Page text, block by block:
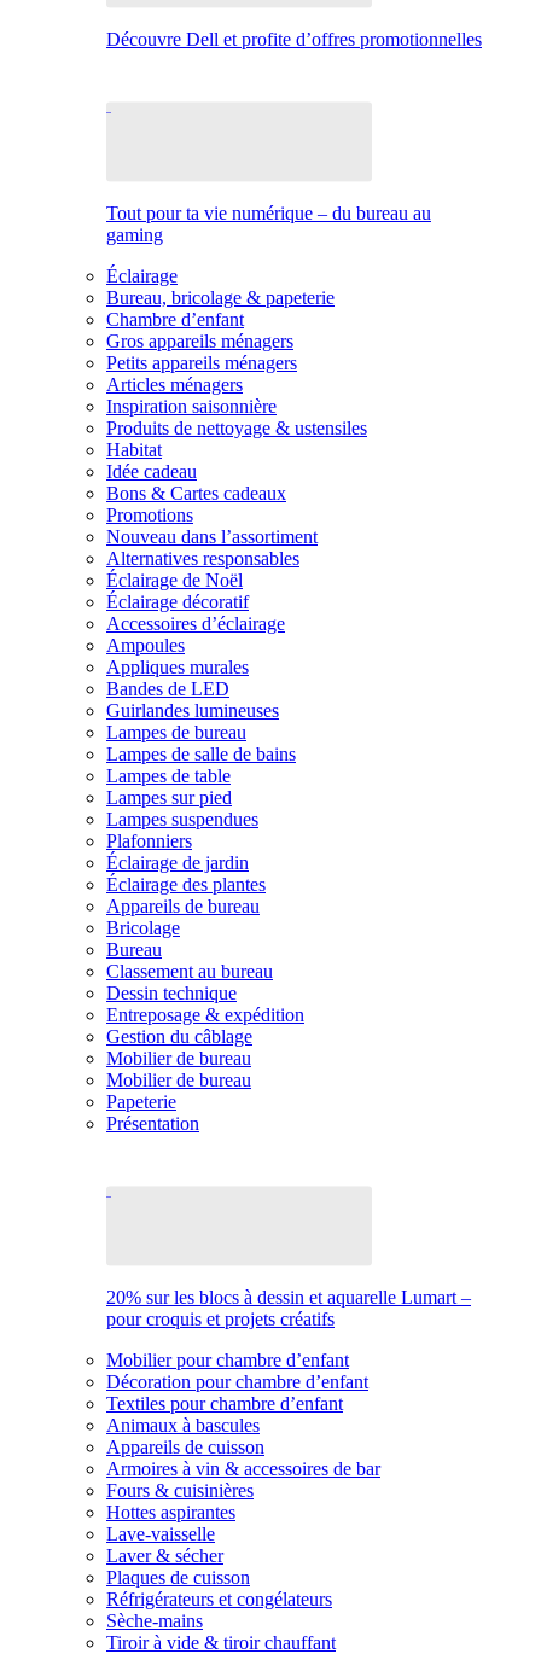
Découvre Dell et profite d’offres promotionnelles
Tout pour ta vie numérique – du bureau au
gaming
Éclairage
Bureau, bricolage & papeterie
Chambre d’enfant
Gros appareils ménagers
Petits appareils ménagers
Articles ménagers
Inspiration saisonnière
Produits de nettoyage & ustensiles
Habitat
Idée cadeau
Bons & Cartes cadeaux
Promotions
Nouveau dans l’assortiment
Alternatives responsables
Éclairage de Noël
Éclairage décoratif
Accessoires d’éclairage
Ampoules
Appliques murales
Bandes de LED
Guirlandes lumineuses
Lampes de bureau
Lampes de salle de bains
Lampes de table
Lampes sur pied
Lampes suspendues
Plafonniers
Éclairage de jardin
Éclairage des plantes
Appareils de bureau
Bricolage
Bureau
Classement au bureau
Dessin technique
Entreposage & expédition
Gestion du câblage
Mobilier de bureau
Mobilier de bureau
Papeterie
Présentation
20% sur les blocs à dessin et aquarelle Lumart –
pour croquis et projets créatifs
Mobilier pour chambre d’enfant
Décoration pour chambre d’enfant
Textiles pour chambre d’enfant
Animaux à bascules
Appareils de cuisson
Armoires à vin & accessoires de bar
Fours & cuisinières
Hottes aspirantes
Lave-vaisselle
Laver & sécher
Plaques de cuisson
Réfrigérateurs et congélateurs
Sèche-mains
Tiroir à vide & tiroir chauffant